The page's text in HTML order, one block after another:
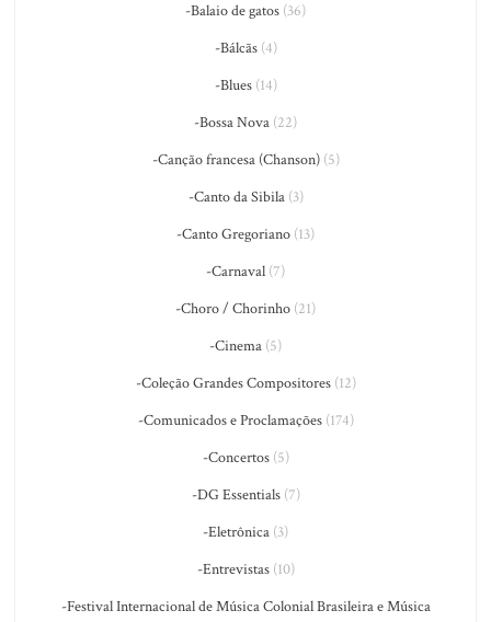
-Balaio de gatos (36)
-Bálcãs(4)
-Blues(14)
-Bossa Nova (22)
-Canção francesa (Chanson)(5)
-Canto da Sibila(3)
-Canto Gregoriano (13)
-Carnaval (7)
-Choro / Chorinho (21)
-Cinema (5)
-Coleção Grandes Compositores(12)
-Comunicados e Proclamações(174)
-Concertos(5)
-DG Essentials(7)
-Eletrônica (3)
-Entrevistas(10)
-Festival Internacional de Música Colonial Brasileira e Música